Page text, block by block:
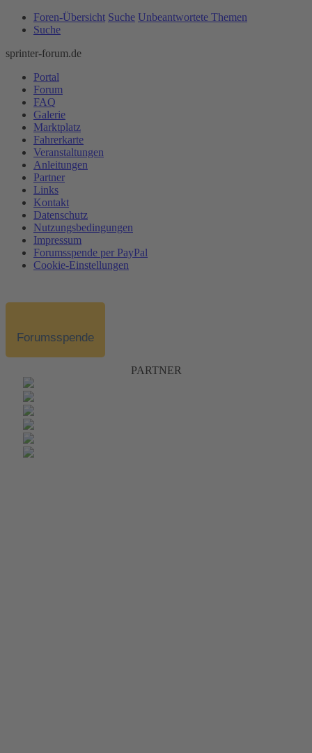
Foren-Übersicht Suche Unbeantwortete Themen
Suche
sprinter-forum.de
Portal
Forum
FAQ
Galerie
Marktplatz
Fahrerkarte
Veranstaltungen
Anleitungen
Partner
Links
Kontakt
Datenschutz
Nutzungsbedingungen
Impressum
Forumsspende per PayPal
Cookie-Einstellungen
Forumsspende
PARTNER